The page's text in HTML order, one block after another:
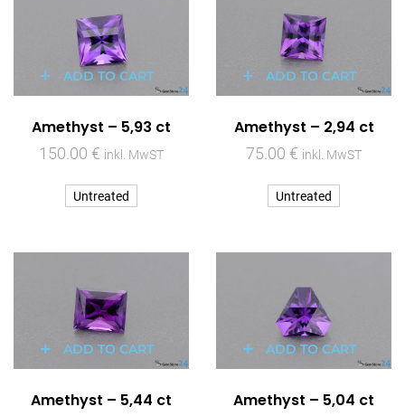
ADD TO CART
Amethyst – 5,93 ct
150.00 € inkl. MwST
Untreated
ADD TO CART
Amethyst – 2,94 ct
75.00 € inkl. MwST
Untreated
ADD TO CART
Amethyst – 5,44 ct
ADD TO CART
Amethyst – 5,04 ct